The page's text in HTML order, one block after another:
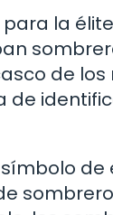
la
de
de
de